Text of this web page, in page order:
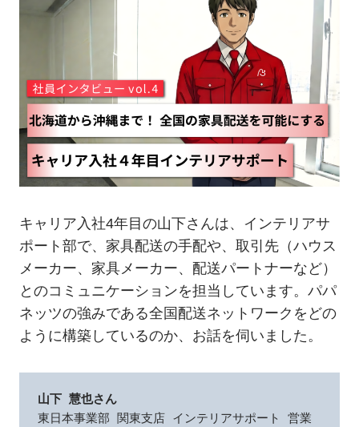
キャリア入社4年目の山下さんは、インテリアサ
ポート部で、家具配送の手配や、取引先（ハウス
メーカー、家具メーカー、配送パートナーなど）
とのコミュニケーションを担当しています。パパ
ネッツの強みである全国配送ネットワークをどの
ように構築しているのか、お話を伺いました。
山下 慧也さん
東日本事業部 関東支店 インテリアサポート 営業